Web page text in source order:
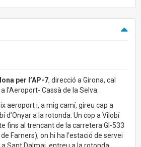
per l’AP-7, direcció a Girona, cal
l’Aeroport- Cassà de la Selva.
aeroport i, a mig camí, gireu cap a
d’Onyar a la rotonda. Un cop a Vilobí
fins al trencant de la carretera GI-533
Farners), on hi ha l’estació de servei